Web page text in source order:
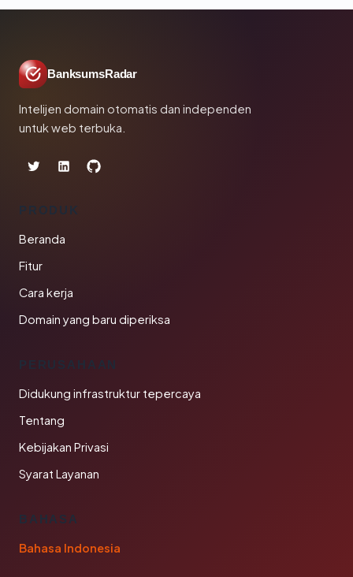
BanksumsRadar
Intelijen domain otomatis dan independen
untuk web terbuka.
PRODUK
Beranda
Fitur
Cara kerja
Domain yang baru diperiksa
PERUSAHAAN
Didukung infrastruktur tepercaya
Tentang
Kebijakan Privasi
Syarat Layanan
BAHASA
Bahasa Indonesia